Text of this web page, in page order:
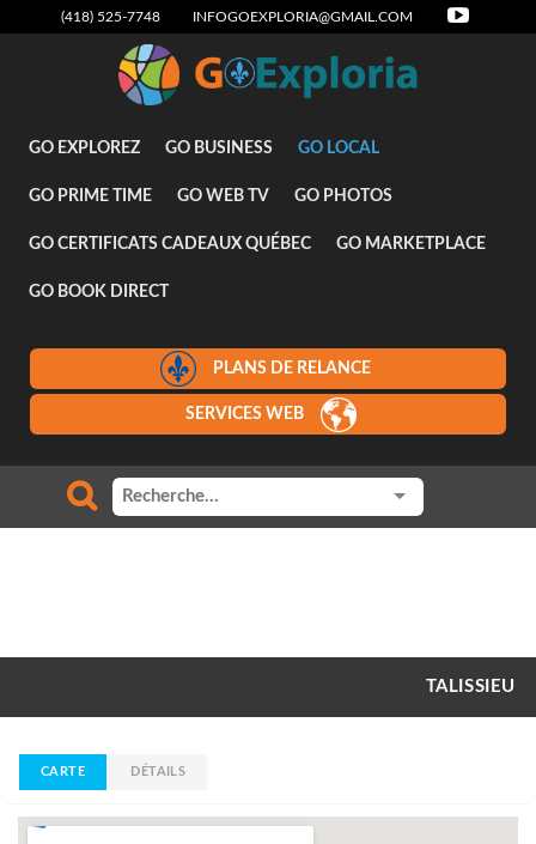
(418) 525-7748 INFOGOEXPLORIA@GMAIL.COM
GO EXPLOREZ GO BUSINESS GO LOCAL
GO PRIME TIME GO WEB TV GO PHOTOS
GO CERTIFICATS CADEAUX QUÉBEC GO MARKETPLACE
GO BOOK DIRECT
PLANS DE RELANCE
SERVICES WEB
TALISSIEU
CARTE DÉTAILS